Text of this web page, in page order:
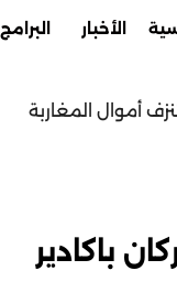
الأخبار البرامج
باكادير